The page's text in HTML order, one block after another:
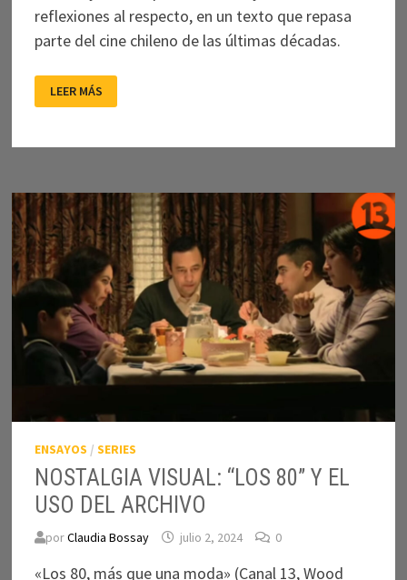
reflexiones al respecto, en un texto que repasa
parte del cine chileno de las últimas décadas.
EXPORTANDO
LO
SOLEMNE
LEER MÁS
ENSAYOS / SERIES
NOSTALGIA VISUAL: “LOS 80” Y EL
USO DEL ARCHIVO
porClaudia Bossay julio 2, 2024 0
«Los 80, más que una moda» (Canal 13, Wood